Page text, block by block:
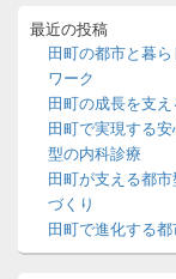
ン
バ最近の投稿
田町の都市と暮
ワーク
田町の成長を支
田町で実現する
型の内科診療
田町が支える都
づくり
田町で進化する